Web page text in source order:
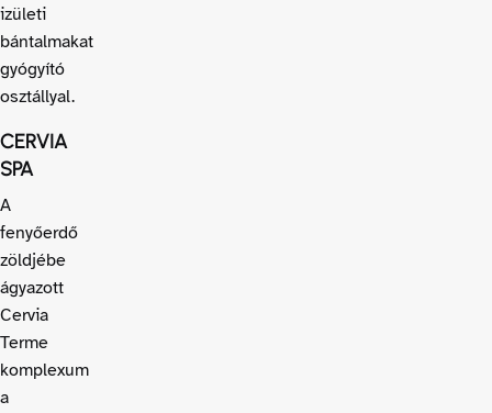
izületi
bántalmakat
gyógyító
osztállyal.
CERVIA
SPA
A
fenyőerdő
zöldjébe
ágyazott
Cervia
Terme
komplexum
a